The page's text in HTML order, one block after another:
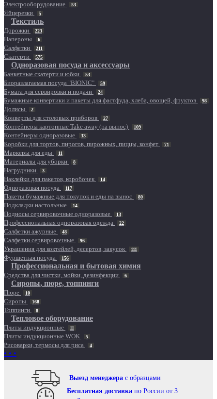
Электрооборудование 53
Яйцерезки 5
Текстиль
Дорожки 223
Напероны 6
Салфетки 211
Скатерти 575
Одноразовая посуда и аксессуары
Банкетные скатерти и юбки 53
Биоразлагаемая посуда "BIONIC" 59
Бумага для сервировки и подачи 24
Бумажные конвертики и пакеты для фастфуда, хлеба, овощей, фруктов 98
Долисы 2
Конверты для столовых приборов 27
Контейнеры картонные Take away (на вынос) 109
Контейнеры одноразовые 33
Коробки для тортов, пирогов, пирожных, пиццы, конфет 71
Маркеры для еды 11
Материалы для уборки 8
Нагрудники 3
Наклейки для пакетов, коробочек 14
Одноразовая посуда 117
Пакеты бумажные для покупок и еды на вынос 80
Подкладки настольные 14
Подносы сервировочные одноразовые 13
Профессиональная одноразовая одежда 22
Салфетки ажурные 48
Салфетки сервировочные 96
Украшения для коктейлей, десертов, закусок 111
Фуршетная посуда 156
Профессиональная и бытовая химия
Средства для чистки, мойки, дезинфекции 6
Сиропы, пюре, топпинги
Пюре 10
Сиропы 168
Топпинги 8
Тепловое оборудование
Плиты индукционные 11
Плиты индукционные WOK 5
Рисоварки, термосы для риса 4
• • •
Выезд менеджера с образцами
Бесплатная доставка по России от 3